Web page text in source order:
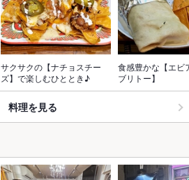
サクサクの【ナチョスチー
ズ】で楽しむひととき♪
食感豊かな【エビ
ブリトー】
料理を見る